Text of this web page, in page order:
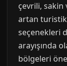
çevrili, sakin
artan
seçenekleri
arayışında
bölgeleri